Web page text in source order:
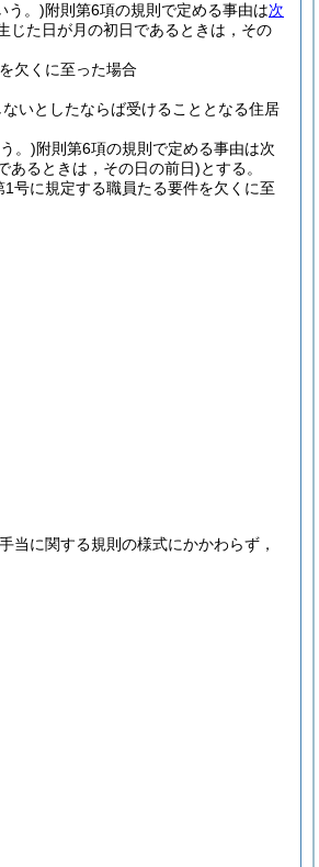
う。)附則第6項の規則で定める事由は次
じた日が月の初日であるときは，その
欠くに至った場合
いとしたならば受けることとなる住居
。)附則第6項の規則で定める事由は次
あるときは，その日の前日)とする。
号に規定する職員たる要件を欠くに至
当に関する規則の様式にかかわらず，